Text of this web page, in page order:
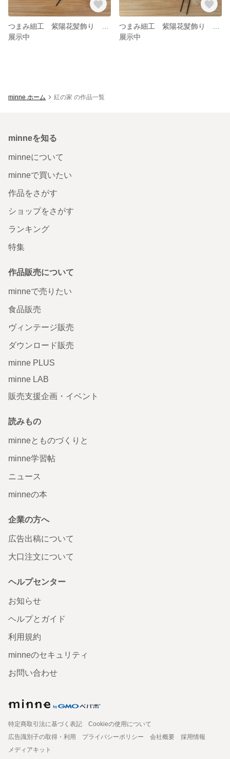
展示中
展示中
minne ホーム 紅の家 の作品一覧
minneを知る
minneについて
minneで買いたい
作品をさがす
ショップをさがす
ランキング
特集
作品販売について
minneで売りたい
食品販売
ヴィンテージ販売
ダウンロード販売
minne PLUS
minne LAB
販売支援企画・イベント
読みもの
minneとものづくりと
minne学習帖
ニュース
minneの本
企業の方へ
広告出稿について
大口注文について
ヘルプセンター
お知らせ
ヘルプとガイド
利用規約
minneのセキュリティ
お問い合わせ
特定商取引法に基づく表記
Cookieの使用について
広告識別子の取得・利用
プライバシーポリシー 会社概要
採用情報
メディアキット